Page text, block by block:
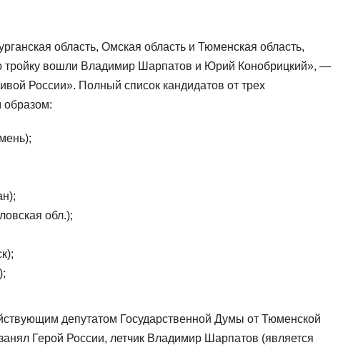
область, Омская область и Тюменская область,
тройку вошли Владимир Шарпатов и Юрий Конобрицкий», —
России». Полный список кандидатов от трех
образом:
обл.);
депутатом Государственной Думы от Тюменской
Герой России, летчик Владимир Шарпатов (является